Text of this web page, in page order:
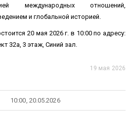
международных отношений,
и глобальной историей.
20 мая 2026 г. в 10:00 по адресу:
32а, 3 этаж, Синий зал.
19 мая 2026
10:00, 20.05.2026